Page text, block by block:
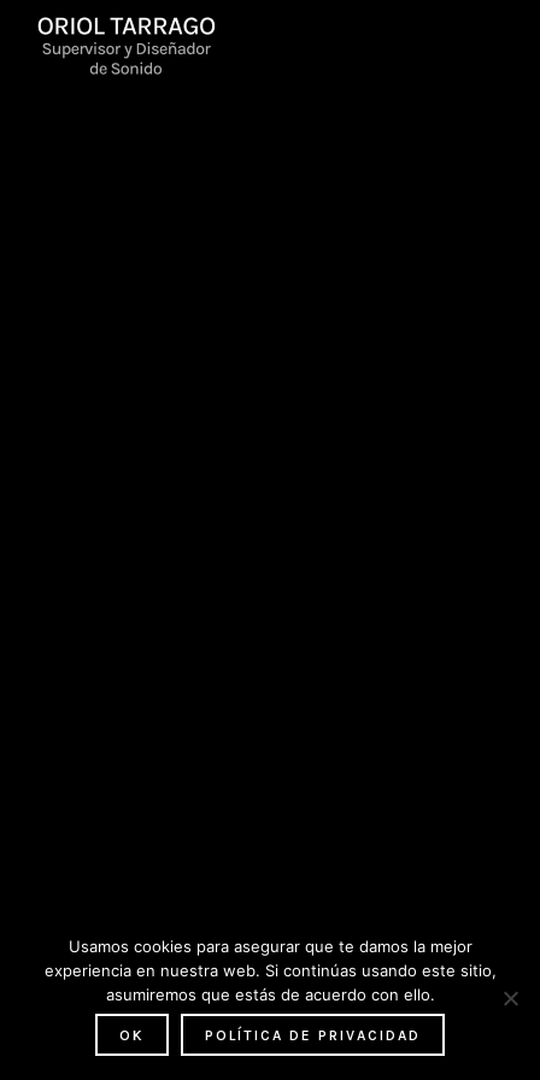
Usamos cookies para asegurar que te damos la mejor
experiencia en nuestra web. Si continúas usando este sitio,
asumiremos que estás de acuerdo con ello.
OK POLÍTICA DE PRIVACIDAD